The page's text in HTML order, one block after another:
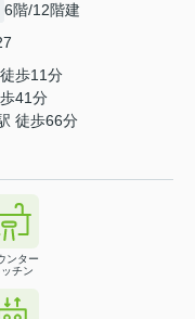
6階/12階建
徒歩11分
41分
徒歩66分
ンター
ッチン